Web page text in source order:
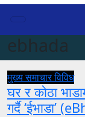
ebhada
मुख्य समाचारविविध
घर र कोठा
गर्दै ‘ईभाडा’